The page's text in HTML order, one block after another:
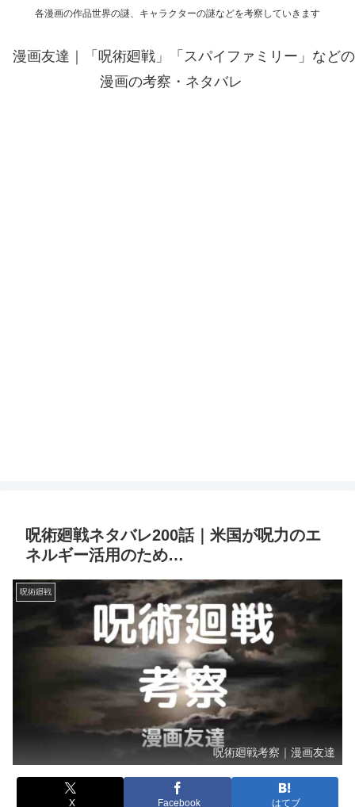
各漫画の作品世界の謎、キャラクターの謎などを考察していきます
漫画友達｜「呪術廻戦」「スパイファミリー」などの
漫画の考察・ネタバレ
呪術廻戦ネタバレ200話｜米国が呪力のエ
ネルギー活用のため…
呪術廻戦
呪術廻戦考察｜漫画友達
X Facebook はてブ